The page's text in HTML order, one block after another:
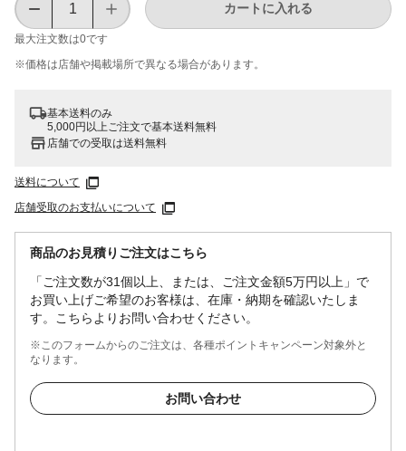
最大注文数は0です
カートに入れる
※価格は​店舗や​掲載場所で​異なる​場合が​あります。
基本送料のみ
5,000円以上ご注文で基本送料無料
店舗での受取は送料無料
送料について
店舗受取のお支払いについて
商品のお見積りご注文はこちら
「ご注文数が31個以上、または、ご注文金額5万円以上」で
お買い上げご希望のお客様は、在庫・納期を確認いたしま
す。こちらよりお問い合わせください。
※このフォームからのご注文は、各種ポイントキャンペーン対象外と
なります。
お問い合わせ